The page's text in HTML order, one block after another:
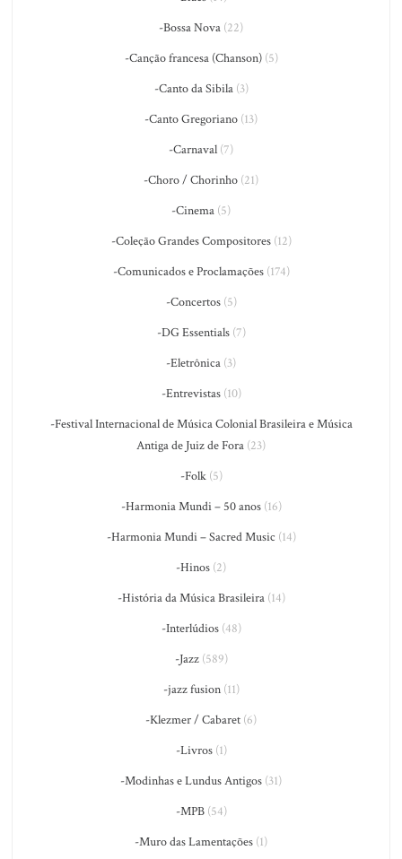
-Bossa Nova (22)
-Canção francesa (Chanson)(5)
-Canto da Sibila(3)
-Canto Gregoriano (13)
-Carnaval (7)
-Choro / Chorinho (21)
-Cinema (5)
-Coleção Grandes Compositores(12)
-Comunicados e Proclamações(174)
-Concertos(5)
-DG Essentials(7)
-Eletrônica (3)
-Entrevistas(10)
-Festival Internacional de Música Colonial Brasileira e Música
Antiga de Juiz de Fora (23)
-Folk(5)
-Harmonia Mundi – 50 anos(16)
-Harmonia Mundi – Sacred Music (14)
-Hinos (2)
-História da Música Brasileira(14)
-Interlúdios(48)
-Jazz(589)
-jazz fusion(11)
-Klezmer / Cabaret (6)
-Livros(1)
-Modinhas e Lundus Antigos (31)
-MPB(54)
-Muro das Lamentações (1)